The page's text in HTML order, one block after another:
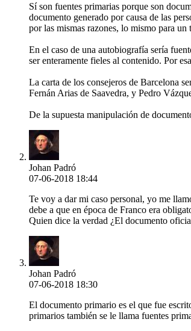
Sí son fuentes primarias porque son
documento generado por causa de las
por las mismas razones, lo mismo para un
En el caso de una autobiografía sería
ser enteramente fieles al contenido. Por
La carta de los consejeros de Barcelona
Fernán Arias de Saavedra, y Pedro
De la supuesta manipulación de
Johan Padró
07-06-2018 18:44
Te voy a dar mi caso personal, yo me
debe a que en época de Franco era
Quien dice la verdad ¿El documento
Johan Padró
07-06-2018 18:30
El documento primario es el que fue
primarios también se le llama fuentes